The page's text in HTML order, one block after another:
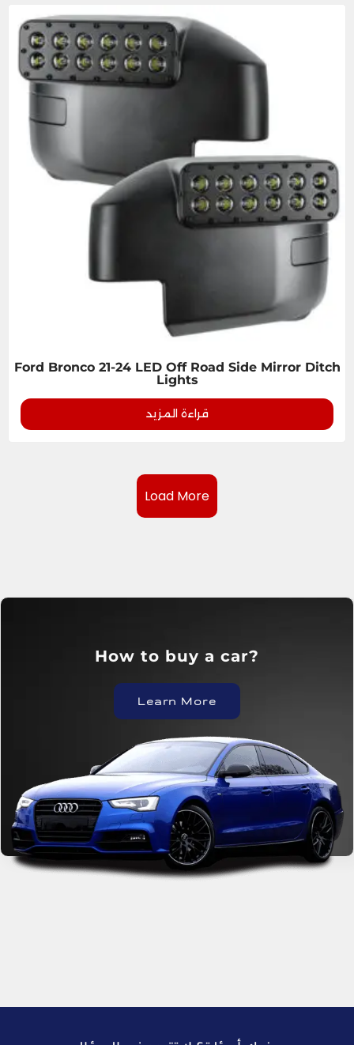
Ford Bronco 21-24 LED Off Road Side Mirror Ditch
Lights
قراءة المزيد
Load More
?How to buy a car
Learn More